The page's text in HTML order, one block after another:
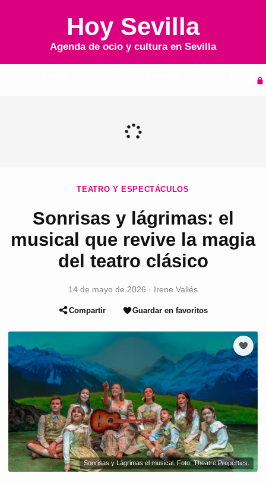
Hoy Sevilla
Agenda de ocio y cultura en Sevilla
TEATRO Y ESPECTÁCULOS
Sonrisas y lágrimas: el
musical que revive la magia
del teatro clásico
14 de mayo de 2026 · Irene Vallés
Compartir Guardar en favoritos
Sonrisas y Lágrimas el musical. Foto: Theatre Properties.